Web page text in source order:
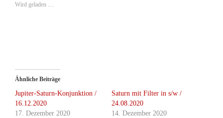
Wird geladen …
Ähnliche Beiträge
Jupiter-Saturn-Konjunktion /
16.12.2020
17. Dezember 2020
Saturn mit Filter in s/w /
24.08.2020
14. Dezember 2020